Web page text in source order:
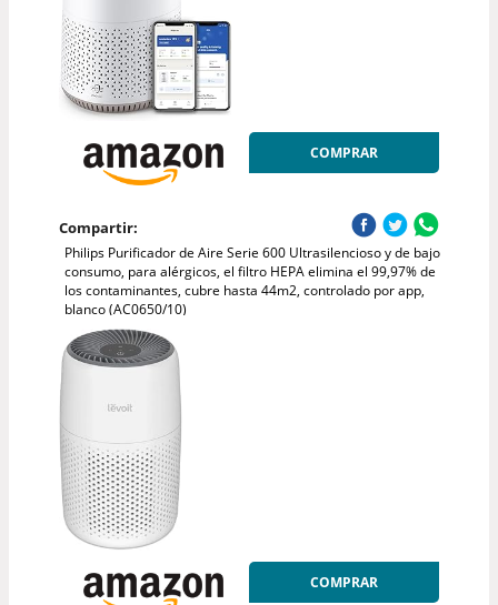
COMPRAR
Compartir:
Philips Purificador de Aire Serie 600 Ultrasilencioso y de bajo
consumo, para alérgicos, el filtro HEPA elimina el 99,97% de
los contaminantes, cubre hasta 44m2, controlado por app,
blanco (AC0650/10)
COMPRAR